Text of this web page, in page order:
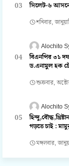
সিলেট-৬ আসনে
শনিবার,
Alochito
বিএনপির ৩১
ড.এনামুল হক
শুক্রবার,
Alochito
গড়তে চাই :
মঙ্গলবার,